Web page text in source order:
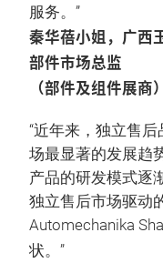
服务。”
秦华蓓小姐，广西
部件市场总监
（部件及组件展商）
“近年来，独立售
场最显著的发展趋
产品的研发模式逐
独立售后市场驱动
Automechanika
状。”